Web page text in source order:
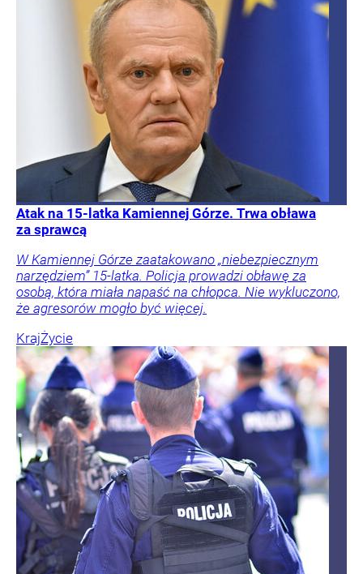
Atak na 15-latka Kamiennej Górze. Trwa obława
za sprawcą
W Kamiennej Górze zaatakowano „niebezpiecznym
narzędziem” 15-latka. Policja prowadzi obławę za
osobą, która miała napaść na chłopca. Nie wykluczono,
że agresorów mogło być więcej.
KrajŻycie